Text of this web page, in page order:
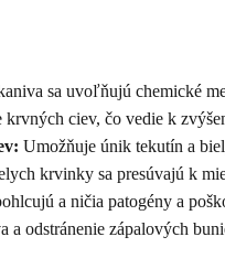
sa uvoľňujú chemické
krvných ciev, čo vedie k
Umožňuje únik tekutín a
krvinky sa presúvajú k
a ničia patogény a
a odstránenie zápalových